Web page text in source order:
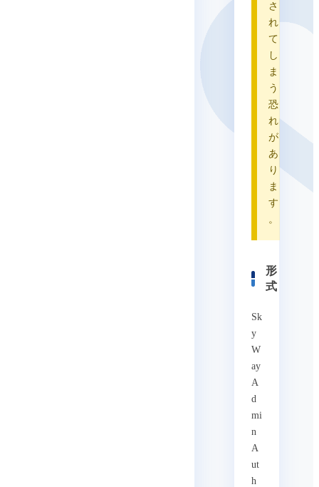
さ
れ
て
し
ま
う
恐
れ
が
あ
り
ま
す
。
形
式
Sk
y
W
ay
A
d
mi
n
A
ut
h